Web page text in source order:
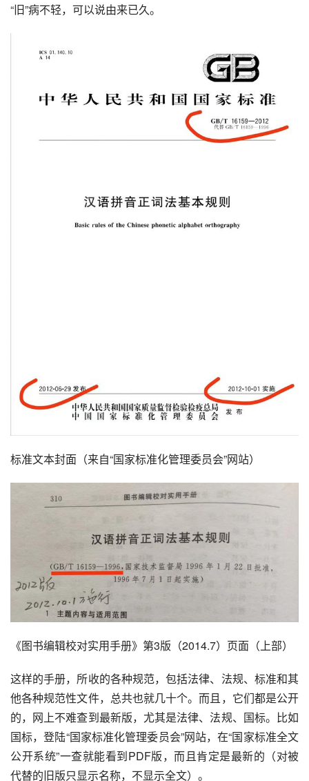
“旧”病不轻，可以说由来已久。
标准文本封面（来自“国家标准化管理委员会”网站）
《图书编辑校对实用手册》第3版（2014.7）页面（上部）
这样的手册，所收的各种规范，包括法律、法规、标准和其
他各种规范性文件，总共也就几十个。而且，它们都是公开
的，网上不难查到最新版，尤其是法律、法规、国标。比如
国标，登陆“国家标准化管理委员会”网站，在“国家标准全文
公开系统”一查就能看到PDF版，而且肯定是最新的（对被
代替的旧版只显示名称，不显示全文）。